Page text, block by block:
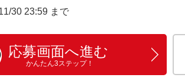
30 23:59 まで
応募画面へ進む
かんたん3ステップ！